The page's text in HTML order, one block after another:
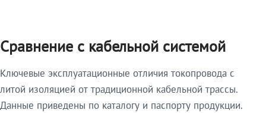
Сравнение с кабельной системой
Ключевые эксплуатационные отличия токопровода с
литой изоляцией от традиционной кабельной трассы.
Данные приведены по каталогу и паспорту продукции.